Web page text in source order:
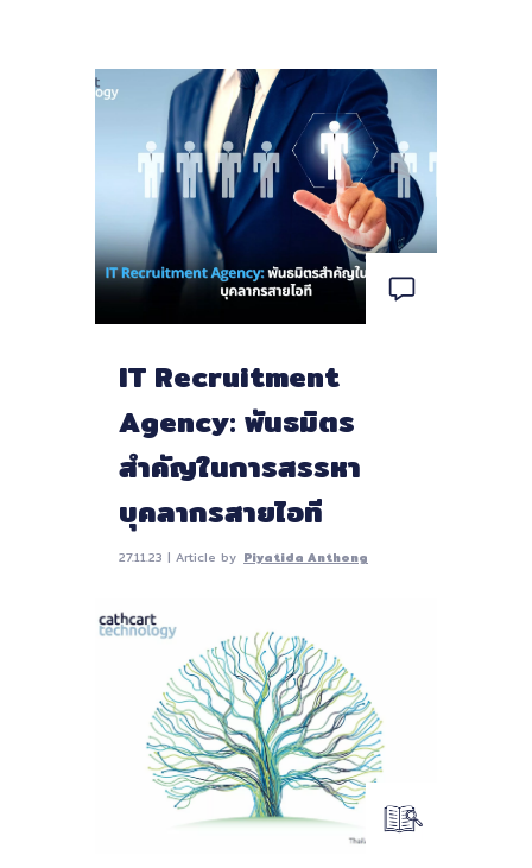
IT Recruitment
Agency: พันธมิตร
สำคัญในการสรรหา
บุคลากรสายไอที
27.11.23 | Article by Piyatida Anthong